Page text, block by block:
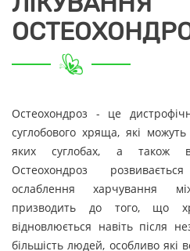
Остеохондроз - це
суглобового хряща, які
яких суглобах, а також в
Остеохондроз
ослаблення харчування
призводить до того, що
відновлюється навіть після
більшість людей, особливо які